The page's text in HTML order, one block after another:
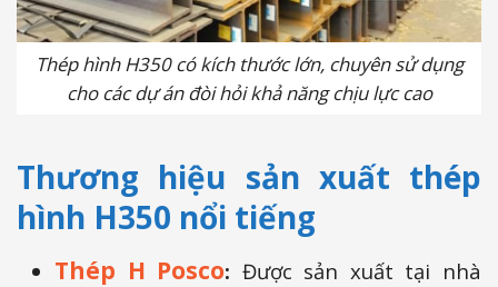
Thép hình H350 có kích thước lớn, chuyên sử dụng
cho các dự án đòi hỏi khả năng chịu lực cao
Thương hiệu sản xuất thép
hình H350 nổi tiếng
Thép H Posco: Được sản xuất tại nhà